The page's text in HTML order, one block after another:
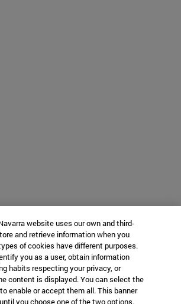
website uses our own and third-
and retrieve information when you
of cookies have different purposes.
you as a user, obtain information
habits respecting your privacy, or
content is displayed. You can select the
enable or accept them all. This banner
you choose one of the two options.